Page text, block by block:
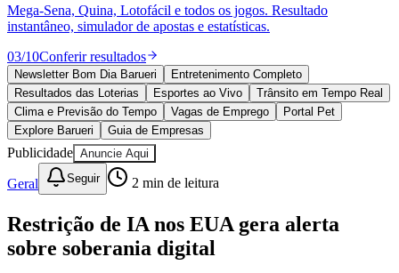
Esportes
Saúde
Cultura
Meio Ambiente
Obras
Educação
Bairros de Barueri
Selecione sua regiãoPara notícias da sua região
AldeiaAldeia da SerraAldeia de Barueri Alphaville
Bairro
JubranBelvalBethavilleBoa
VistaCalifórniaCarapicuíbaCentroChácaras Marco
Mega-Sena, Quina, Lotofácil e todos os jogos. Resultado
instantâneo, simulador de apostas e estatísticas.
03/10Conferir resultados
Newsletter Bom Dia Barueri
Entretenimento Completo
Resultados das Loterias
Esportes ao Vivo
Trânsito em Tempo Real
Clima e Previsão do Tempo
Vagas de Emprego
Portal Pet
Explore Barueri
Guia de Empresas
Publicidade Anuncie Aqui
Geral Seguir 2 min de leitura
Restrição de IA nos EUA gera alerta
sobre soberania digital